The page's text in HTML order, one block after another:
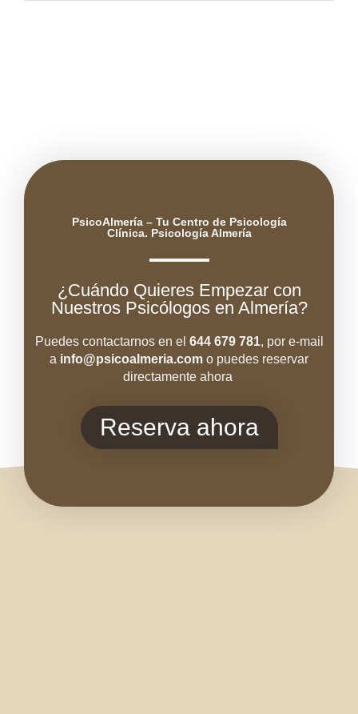
PsicoAlmería – Tu Centro de Psicología
Clínica. Psicología Almería
¿Cuándo Quieres Empezar con
Nuestros Psicólogos en Almería?
Puedes contactarnos en el 644 679 781, por e-mail
a info@psicoal meria.com o puedes reservar
directamente ahora
Reserva ahora